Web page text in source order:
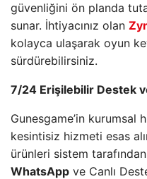
güvenliğini ön planda
sunar. İhtiyacınız olan
kolayca ulaşarak oyun
sürdürebilirsiniz.
7/24 Erişilebilir Destek
Gunesgame’in kurumsal
kesintisiz hizmeti esas
ürünleri sistem
WhatsApp ve Canlı